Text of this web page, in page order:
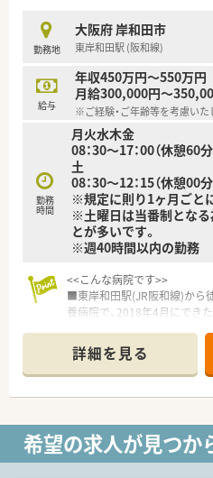
く、和気あいあいとした職場で
■独立支援も行っております
頂けます。
≪ こんな会社です ≫
■平成22年に堺市に開業され
10店舗展開されている企業様
■介護事業と調剤薬局事業を
定性もございます。
■社長は40代の薬剤師様で現
現在も応援勤務しながら店舗
■創業当時から在宅業務に注
応されています。また往診同
かりスキルアップすることも
■医師との関係性も良好な為
が多く活気のある職場です。
■在宅業務を積極的にされて
置されています。
勤務地
大阪府 岸和田市
東岸和田駅 (阪和線)
給与
年収450万円～550万円
月給300,000円～
※ご経験・ご年齢等を考慮いた
勤務
時間
月火水木金
08：30～17：00（休憩60分
土
08：30～12：15（休憩00分
※規定に則り1ヶ月ごと
※土曜日は当番制となる
とが多いです。
※週40時間以内の勤務
<<こんな病院です>>
■東岸和田駅(JR阪和線)から
養病院で、2018年4月にでき
■チーム医療を重視し、職種
す。
<<こんな働き方です>>
で、ご家庭との両立、プライ
です！
■療養型の病院ですが、昨今
詳細を見る
希望の求人が見つ